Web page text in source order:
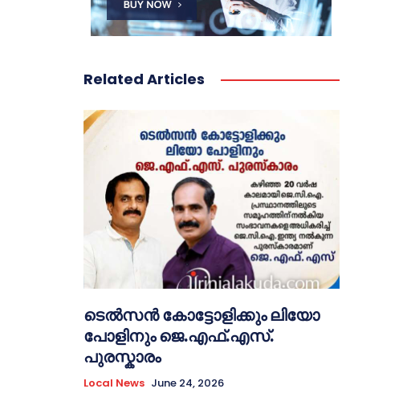
Related Articles
ടെൽസൻ കോട്ടോളിക്കും ലിയോ
പോളിനും ജെ.എഫ്.എസ്.
പുരസ്കാരം
Local News June 24, 2026